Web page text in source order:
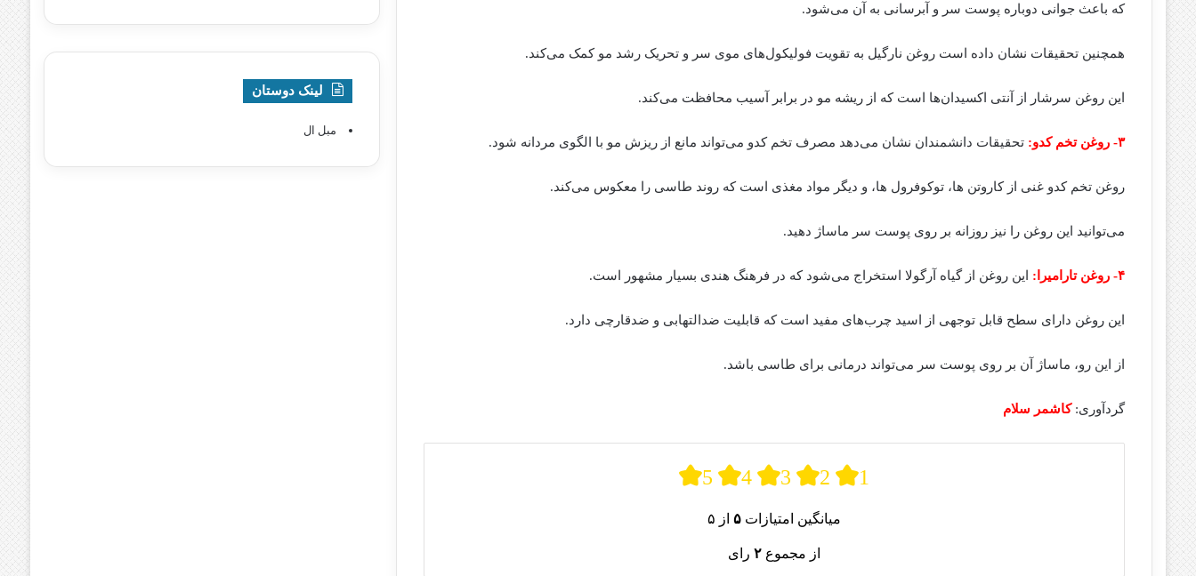
که باعث جوانی دوباره پوست سر و آبرسانی به آن می‌شود.
همچنین تحقیقات نشان داده است روغن نارگیل به تقویت فولیکول‌های موی سر و تحریک رشد مو کمک می‌کند.
این روغن سرشار از آنتی اکسیدان‌ها است که از ریشه مو در برابر آسیب محافظت می‌کند.
۳- روغن تخم کدو: تحقیقات دانشمندان نشان می‌دهد مصرف تخم کدو می‌تواند مانع از ریزش مو با الگوی مردانه شود.
روغن تخم کدو غنی از کاروتن ها، توکوفرول ها، و دیگر مواد مغذی است که روند طاسی را معکوس می‌کند.
می‌توانید این روغن را نیز روزانه بر روی پوست سر ماساژ دهید.
۴- روغن تارامیرا: این روغن از گیاه آرگولا استخراج می‌شود که در فرهنگ هندی بسیار مشهور است.
این روغن دارای سطح قابل توجهی از اسید چرب‌های مفید است که قابلیت ضدالتهابی و ضدقارچی دارد.
از این رو، ماساژ آن بر روی پوست سر می‌تواند درمانی برای طاسی باشد.
گردآوری:کاشمر سلام
5 4 3 2 1
میانگین امتیازات ۵ از ۵
از مجموع ۲ رای
لینک دوستان
مبل ال